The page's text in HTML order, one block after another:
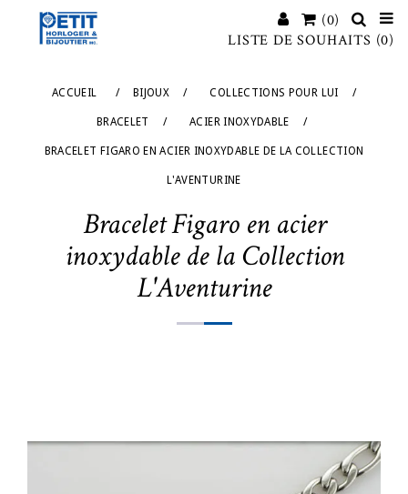
(0)
LISTE DE SOUHAITS (0)
ACCUEIL / BIJOUX / COLLECTIONS POUR LUI /
BRACELET / ACIER INOXYDABLE /
BRACELET FIGARO EN ACIER INOXYDABLE DE LA COLLECTION
L'AVENTURINE
Bracelet Figaro en acier
inoxydable de la Collection
L'Aventurine